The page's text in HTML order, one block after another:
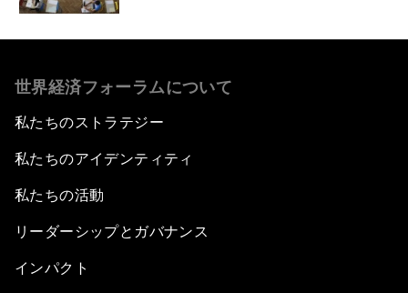
世界経済フォーラムについて
私たちのストラテジー
私たちのアイデンティティ
私たちの活動
リーダーシップとガバナンス
インパクト